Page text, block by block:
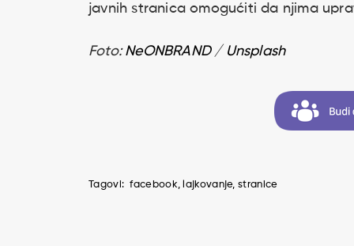
javnih stranica omogućiti da njima
Foto:NeONBRAND/ Unsplash
Tagovi: facebook lajkovanje stranice